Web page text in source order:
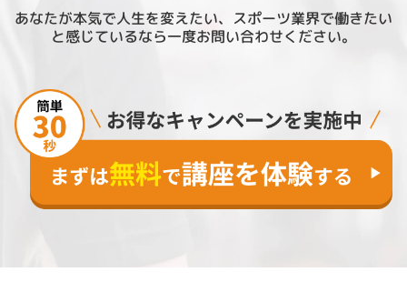
あなたが本気で人生を変えたい、スポーツ業界で働きたい
と感じているなら一度お問い合わせください。